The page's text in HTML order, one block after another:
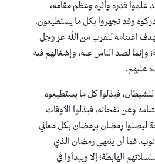
علموا قدره وأثره وعظم مقامه،
وقد تجهزوا بكل ما يستطيعون.
اغتنامه للقرب من الله عز وجل
وإنما لصد الناس عنه، وإشغالهم فيه
عليهم.
للشيطان، فبذلوا كل ما يستطيعوه
وعن نفحاته، فبذلوا الأوقات
ليصلوا رمضان برمضان بكل معاني
فما أن ينتهي رمضان الذي
الهابطة؛ إلا ويبدأوا في